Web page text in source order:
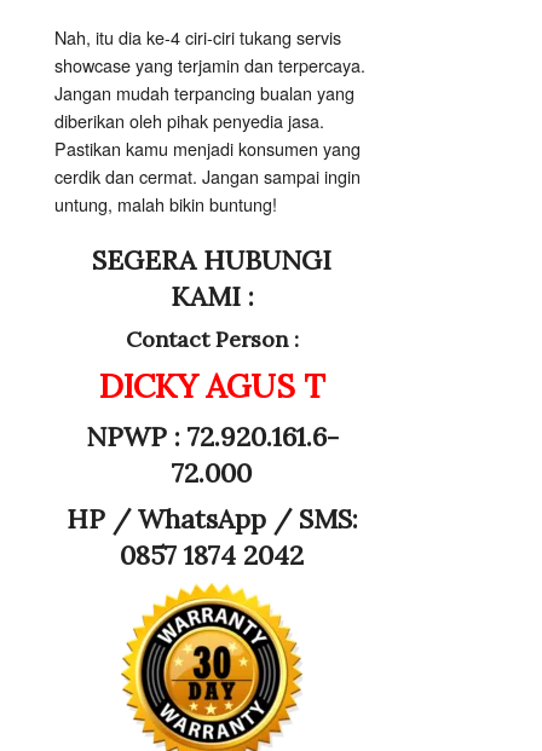
Nah, itu dia ke-4 ciri-ciri tukang servis
showcase yang terjamin dan terpercaya.
Jangan mudah terpancing bualan yang
diberikan oleh pihak penyedia jasa.
Pastikan kamu menjadi konsumen yang
cerdik dan cermat. Jangan sampai ingin
untung, malah bikin buntung!
SEGERA HUBUNGI
KAMI :
Contact Person :
DICKY AGUS T
NPWP : 72.920.161.6-
72.000
HP /WhatsApp / SMS:
0857 1874 2042